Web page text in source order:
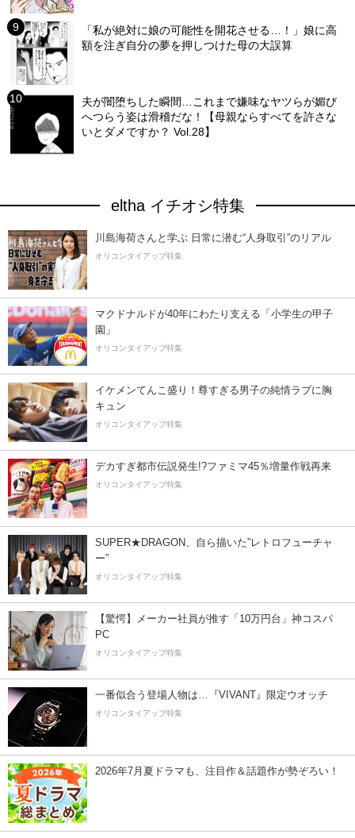
「私が絶対に娘の可能性を開花させる…！」娘に高
額を注ぎ自分の夢を押しつけた母の大誤算
夫が闇堕ちした瞬間…これまで嫌味なヤツらが媚び
へつらう姿は滑稽だな！【母親ならすべてを許さな
いとダメですか？ Vol.28】
eltha イチオシ特集
川島海荷さんと学ぶ 日常に潜む“人身取引”のリアル
オリコンタイアップ特集
マクドナルドが40年にわたり支える「小学生の甲子
園」
オリコンタイアップ特集
イケメンてんこ盛り！尊すぎる男子の純情ラブに胸
キュン
オリコンタイアップ特集
デカすぎ都市伝説発生!?ファミマ45％増量作戦再来
オリコンタイアップ特集
SUPER★DRAGON、自ら描いた”レトロフューチャ
ー”
オリコンタイアップ特集
【驚愕】メーカー社員が推す「10万円台」神コスパ
PC
オリコンタイアップ特集
一番似合う登場人物は…『VIVANT』限定ウオッチ
オリコンタイアップ特集
2026年7月夏ドラマも、注目作＆話題作が勢ぞろい！